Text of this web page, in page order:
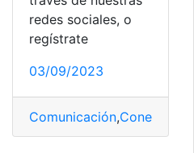
redes sociales, o
regístrate
03/09/2023
Comunicación,Conectividad